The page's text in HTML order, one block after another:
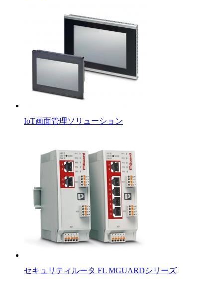
IoT画面管理ソリューション
セキュリティルータ FL MGUARDシリーズ